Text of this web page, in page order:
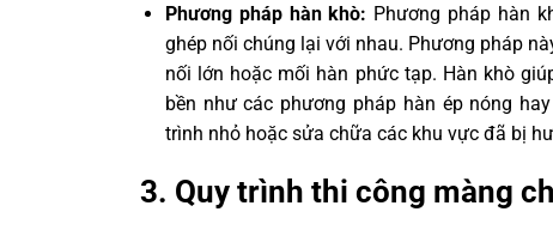
Phương pháp hàn khò: Phương pháp hàn
ghép nối chúng lại với nhau. Phương pháp
nối lớn hoặc mối hàn phức tạp. Hàn khò
bền như các phương pháp hàn ép nóng
trình nhỏ hoặc sửa chữa các khu vực đã bị
3. Quy trình thi công màng